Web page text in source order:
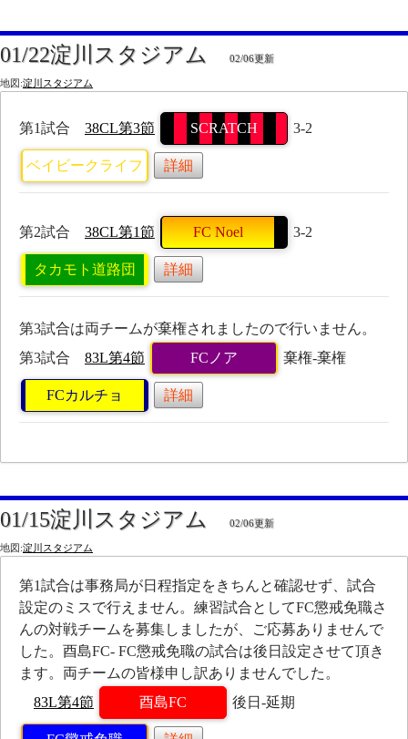
01/22淀川スタジアム 02/06更新
地図:淀川スタジアム
第1試合 38CL第3節 SCRATCH 3-2
ベイビークライフ 詳細
第2試合 38CL第1節 FC Noel 3-2
タカモト道路団 詳細
第3試合は両チームが棄権されましたので行いません。
第3試合 83L第4節 FCノア 棄権-棄権
FCカルチョ 詳細
01/15淀川スタジアム 02/06更新
地図:淀川スタジアム
第1試合は事務局が日程指定をきちんと確認せず、試合
設定のミスで行えません。練習試合としてFC懲戒免職さ
んの対戦チームを募集しましたが、ご応募ありませんで
した。酉島FC- FC懲戒免職の試合は後日設定させて頂き
ます。両チームの皆様申し訳ありませんでした。
83L第4節
酉島FC 後日-延期